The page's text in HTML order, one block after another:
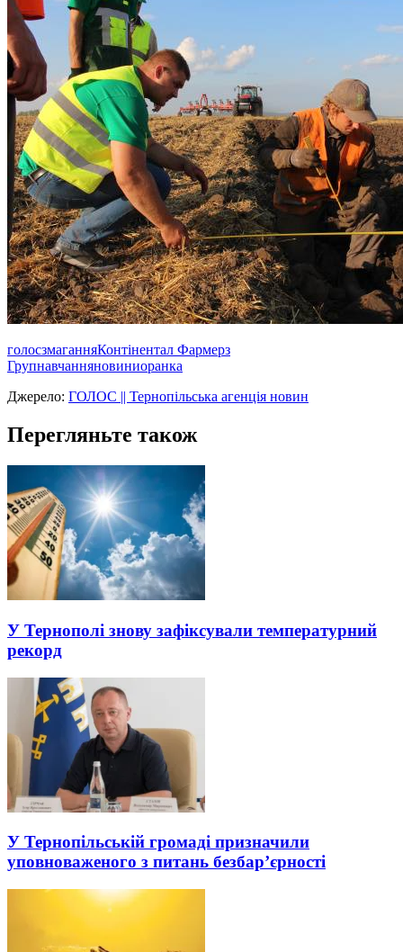
голосзмаганняКонтінентал Фармерз
Групнавчанняновиниоранка
Джерело: ГОЛОС || Тернопільська агенція новин
Перегляньте також
У Тернополі знову зафіксували температурний
рекорд
У Тернопільській громаді призначили
уповноваженого з питань безбар’єрності